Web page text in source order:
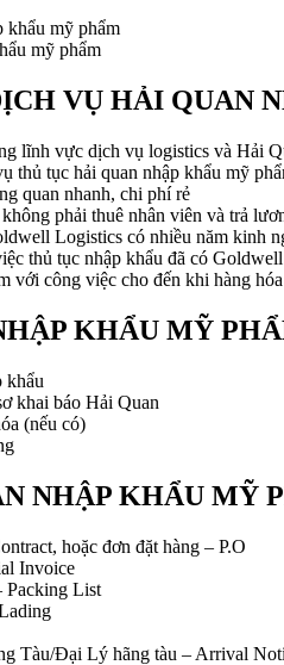
mỹ phẩm
VỤ HẢI QUAN
lĩnh vực dịch vụ logistics và Hải
thủ tục hải quan nhập khẩu mỹ
quan nhanh, chi phí rẻ
phải thuê nhân viên và trả
Logistics có nhiều năm kinh
thủ tục nhập khẩu đã có
với công việc cho đến khi hàng
KHẨU MỸ
khẩu
khai báo Hải Quan
(nếu có)
NHẬP KHẨU MỸ
hoặc đơn đặt hàng – P.O
Invoice
Packing List
Tàu/Đại Lý hãng tàu – Arrival